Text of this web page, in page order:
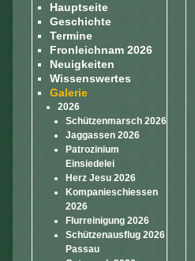
Hauptseite
Geschichte
Termine
Fronleichnam 2026
Neuigkeiten
Wissenswertes
Galerie
2026
Schützenmarsch 2026
Jaggassen 2026
Patrozinium
Einsiedelei
Herz Jesu 2026
Kompanieschiessen
2026
Flurreinigung 2026
Schützenausflug 2026
Passau